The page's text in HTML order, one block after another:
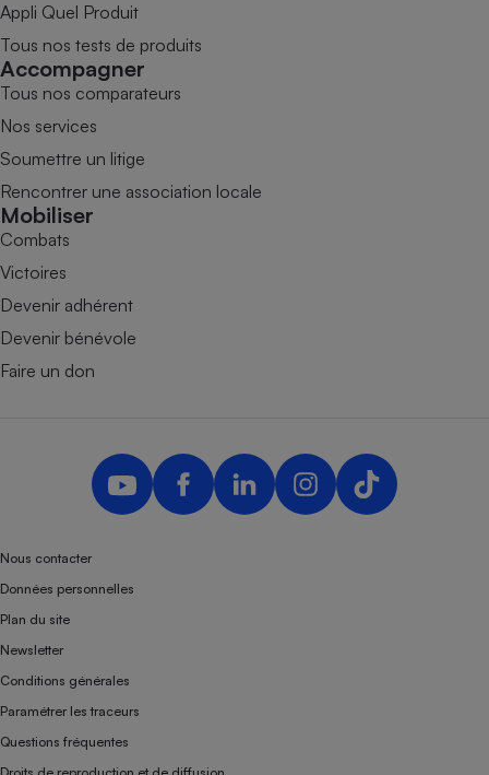
Appli Quel Produit
Tous nos tests de produits
Accompagner
Tous nos comparateurs
Nos services
Soumettre un litige
Rencontrer une association locale
Mobiliser
Combats
Victoires
Devenir adhérent
Devenir bénévole
Faire un don
Nous contacter
Données personnelles
Plan du site
Newsletter
Conditions générales
Paramétrer les traceurs
Questions fréquentes